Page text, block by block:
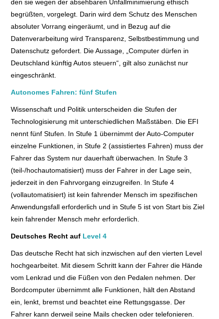
den sie wegen der absehbaren Unfallminimierung ethisch
begrüßten, vorgelegt. Darin wird dem Schutz des Menschen
absoluter Vorrang eingeräumt, und in Bezug auf die
Datenverarbeitung wird Transparenz, Selbstbestimmung und
Datenschutz gefordert. Die Aussage, „Computer dürfen in
Deutschland künftig Autos steuern“, gilt also zunächst nur
eingeschränkt.
Autonomes Fahren: fünf Stufen
Wissenschaft und Politik unterscheiden die Stufen der
Technologisierung mit unterschiedlichen Maßstäben. Die EFI
nennt fünf Stufen. In Stufe 1 übernimmt der Auto-Computer
einzelne Funktionen, in Stufe 2 (assistiertes Fahren) muss der
Fahrer das System nur dauerhaft überwachen. In Stufe 3
(teil-/hochautomatisiert) muss der Fahrer in der Lage sein,
jederzeit in den Fahrvorgang einzugreifen. In Stufe 4
(vollautomatisiert) ist kein fahrender Mensch im spezifischen
Anwendungsfall erforderlich und in Stufe 5 ist von Start bis Ziel
kein fahrender Mensch mehr erforderlich.
Deutsches Recht auf Level 4
Das deutsche Recht hat sich inzwischen auf den vierten Level
hochgearbeitet. Mit diesem Schritt kann der Fahrer die Hände
vom Lenkrad und die Füßen von den Pedalen nehmen. Der
Bordcomputer übernimmt alle Funktionen, hält den Abstand
ein, lenkt, bremst und beachtet eine Rettungsgasse. Der
Fahrer kann derweil seine Mails checken oder telefonieren.